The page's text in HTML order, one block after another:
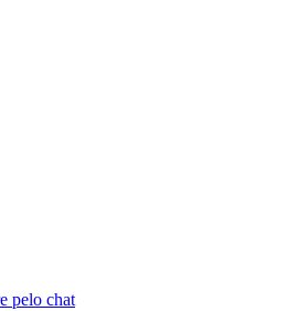
pelo chat